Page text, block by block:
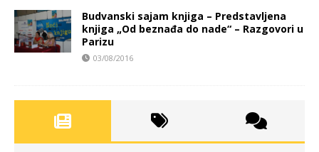
Budvanski sajam knjiga – Predstavljena
knjiga „Od beznađa do nade“ – Razgovori u
Parizu
03/08/2016